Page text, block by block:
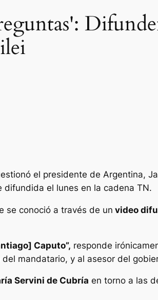
el presidente de Argentina,
el lunes en la cadena TN.
se conoció a través de un video
Caputo”, responde
mandatario, y al asesor del
Servini de Cubría en torno a las